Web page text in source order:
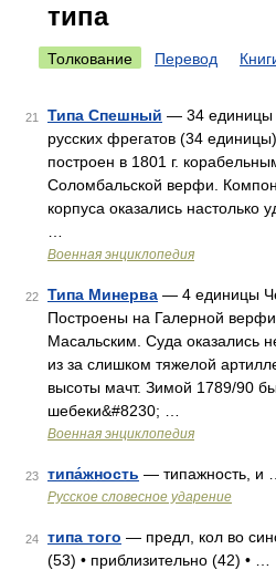
типа
Толкование Перевод
21 Типа Спешный — 34 единицы
русских фрегатов (34
построен в 1801 г.
Соломбальской верфи.
корпуса оказались настолько
Военная энциклопедия
22 Типа Минерва — 4 единицы
Построены на Галерной
Масальским. Суда оказались
из за слишком тяжелой
высоты мачт. Зимой 1789/90
шебеки&#8230; …
Военная энциклопедия
23 типа́жность — типажность, и …
Русское словесное ударение
24 типа того — предл, кол во
(53) • приблизительно (42) • …